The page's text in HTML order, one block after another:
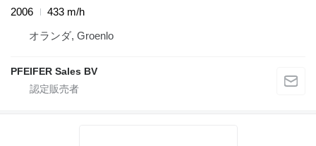
2006
433 m/h
オランダ, Groenlo
PFEIFER Sales BV